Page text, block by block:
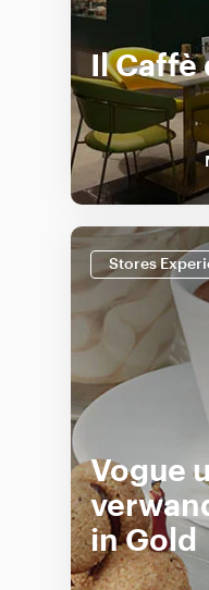
Il
Stores
Vogue
in Gold